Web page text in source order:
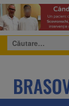
Caută
după: